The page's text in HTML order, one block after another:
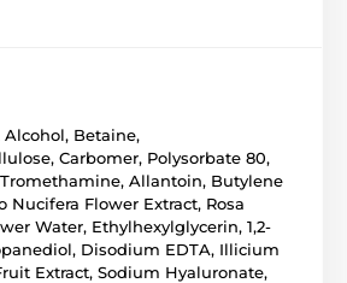
Alcohol, Betaine,
Carbomer, Polysorbate 80,
Allantoin, Butylene
Nucifera Flower Extract, Rosa
Water, Ethylhexylglycerin, 1,2-
Disodium EDTA, Illicium
Extract, Sodium Hyaluronate,